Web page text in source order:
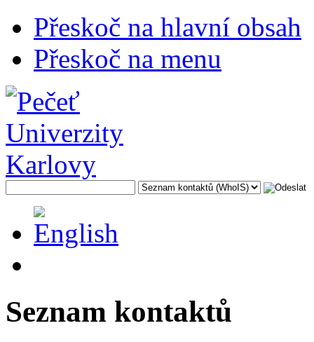
Přeskoč na hlavní obsah
Přeskoč na menu
Seznam kontaktů